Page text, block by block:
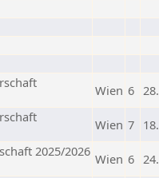
Wien 6
Wien 7
2025/2026 Wien 6